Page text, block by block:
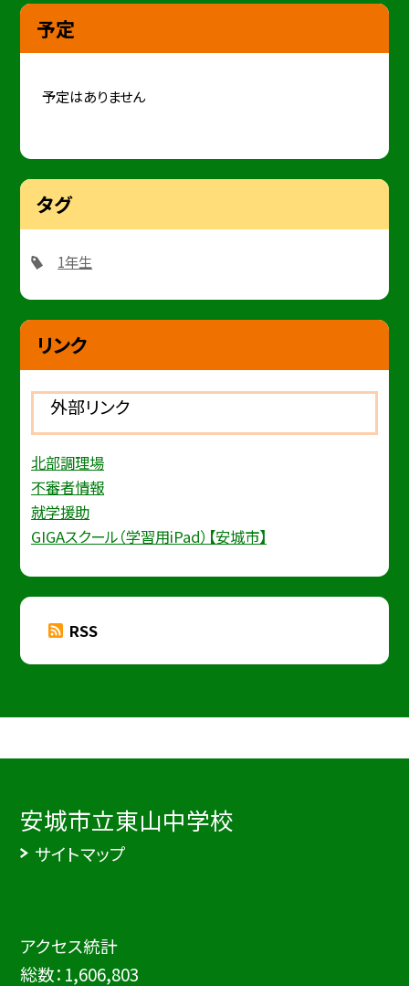
予定
予定はありません
タグ
1年生
リンク
外部リンク
北部調理場
不審者情報
就学援助
GIGAスクール（学習用iPad）【安城市】
RSS
安城市立東山中学校
サイトマップ
アクセス統計
総数： 1,606,803